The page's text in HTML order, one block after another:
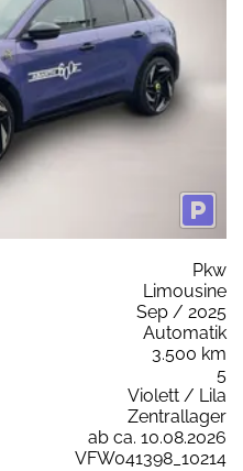
Pkw
Limousine
Sep / 2025
Automatik
3.500 km
5
Violett / Lila
Zentrallager
ab ca. 10.08.2026
VFW041398_10214